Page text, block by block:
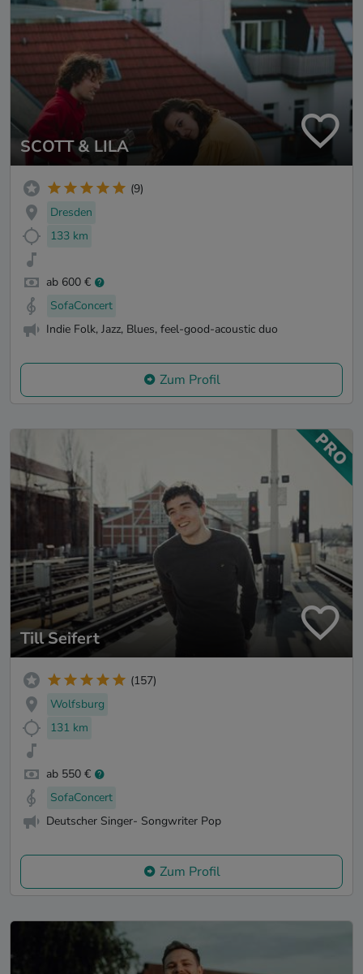
SCOTT & LILA
(9)
Dresden
133 km
ab 600 €
SofaConcert
Indie Folk, Jazz, Blues, feel-good-acoustic duo
Zum Profil
Till Seifert
(157)
Wolfsburg
131 km
ab 550 €
SofaConcert
Deutscher Singer- Songwriter Pop
Zum Profil